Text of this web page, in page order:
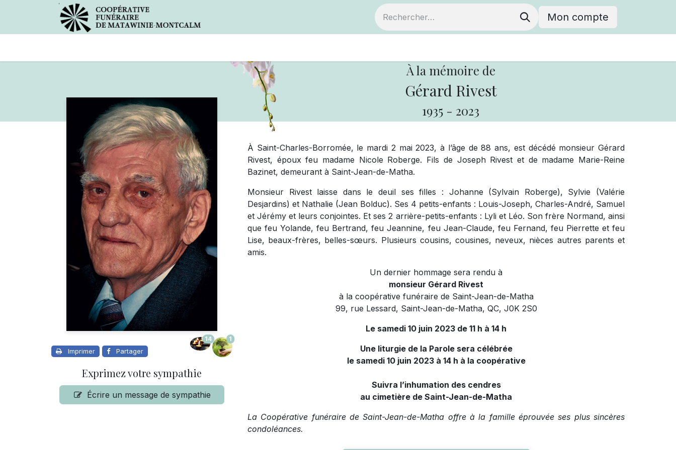
Mon compte
À la mémoire de
Gérard Rivest
1935 - 2023
Imprimer Partager
14 1
Exprimez votre sympathie
Écrire un message de sympathie
À Saint-Charles-Borromée, le mardi 2 mai 2023, à l’âge de 88 ans, est décédé monsieur Gérard
Rivest, époux feu madame Nicole Roberge. Fils de Joseph Rivest et de madame Marie-Reine
Bazinet, demeurant à Saint-Jean-de-Matha.
Monsieur Rivest laisse dans le deuil ses filles : Johanne (Sylvain Roberge), Sylvie (Valérie
Desjardins) et Nathalie (Jean Bolduc). Ses 4 petits-enfants : Louis-Joseph, Charles-André, Samuel
et Jérémy et leurs conjointes. Et ses 2 arrière-petits-enfants : Lyli et Léo. Son frère Normand, ainsi
que feu Yolande, feu Bertrand, feu Jeannine, feu Jean-Claude, feu Fernand, feu Pierrette et feu
Lise, beaux-frères, belles-sœurs. Plusieurs cousins, cousines, neveux, nièces autres parents et
amis.
Un dernier hommage sera rendu à
monsieur Gérard Rivest
à la coopérative funéraire de Saint-Jean-de-Matha
99, rue Lessard, Saint-Jean-de-Matha, QC, J0K 2S0
Le samedi 10 juin 2023 de 11 h à 14 h
Une liturgie de la Parole sera célébrée
le samedi 10 juin 2023 à 14 h à la coopérative
Suivra l’inhumation des cendres
au cimetière de Saint-Jean-de-Matha
La Coopérative funéraire de Saint-Jean-de-Matha offre à la famille éprouvée ses plus sincères
condoléances.